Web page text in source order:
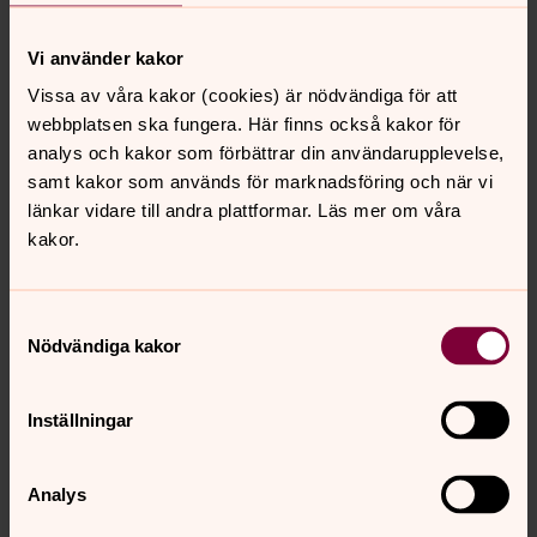
Vi använder kakor
Vissa av våra kakor (cookies) är nödvändiga för att
webbplatsen ska fungera. Här finns också kakor för
analys och kakor som förbättrar din användarupplevelse,
samt kakor som används för marknadsföring och när vi
länkar vidare till andra plattformar. Läs mer om våra
kakor.
Nödvändiga kakor
Inställningar
Analys
Annika Björnström
Direkt:08-508 88 670